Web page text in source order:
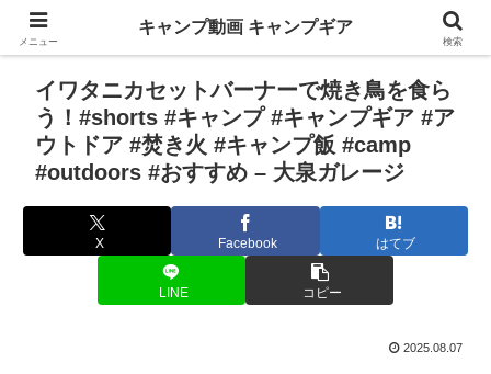
イワタニカセットバーナーで焼き鳥を食ら
う！#shorts #キャンプ #キャンプギア #ア
ウトドア #焚き火 #キャンプ飯 #camp
#outdoors #おすすめ – 大泉ガレージ
X Facebook はてブ
LINE コピー
2025.08.07
メニュー
キャンプ動画 キャンプギア
検索